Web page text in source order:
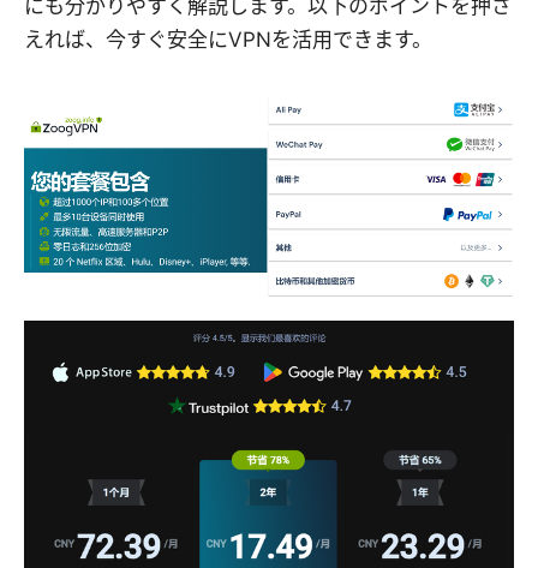
にも分かりやすく解説します。以下のポイントを押さ
えれば、今すぐ安全にVPNを活用できます。